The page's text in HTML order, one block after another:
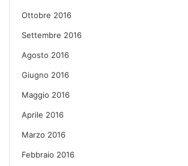
Ottobre 2016
Settembre 2016
Agosto 2016
Giugno 2016
Maggio 2016
Aprile 2016
Marzo 2016
Febbraio 2016